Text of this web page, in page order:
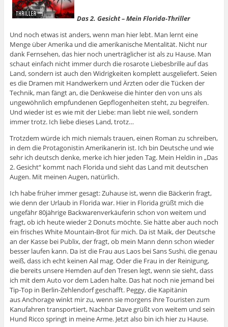
Das 2. Gesicht – Mein Florida-Thriller
Und noch etwas ist anders, wenn man hier lebt. Man lernt eine
Menge über Amerika und die amerikanische Mentalität. Nicht nur
dank Fernsehen, das hier noch unerträglicher ist als zu Hause. Man
schaut einfach nicht immer durch die rosarote Liebesbrille auf das
Land, sondern ist auch den Widrigkeiten komplett ausgeliefert. Seien
es die Dramen mit Handwerkern und Ärzten oder die Tücken der
Technik, man fängt an, die Denkweise die hinter den von uns als
ungewöhnlich empfundenen Gepflogenheiten steht, zu begreifen.
Und wieder ist es wie mit der Liebe: man liebt nie weil, sondern
immer trotz. Ich liebe dieses Land, trotz…
Trotzdem würde ich mich niemals trauen, einen Roman zu schreiben,
in dem die Protagonistin Amerikanerin ist. Ich bin Deutsche und wie
sehr ich deutsch denke, merke ich hier jeden Tag. Mein Heldin in „Das
2. Gesicht“ kommt nach Florida und sieht das Land mit deutschen
Augen. Mit meinen Augen, natürlich.
Ich habe früher immer gesagt: Zuhause ist, wenn die Bäckerin fragt,
wie denn der Urlaub in Florida war. Hier in Florida grüßt mich die
ungefähr 80jährige Backwarenverkäuferin schon von weitem und
fragt, ob ich heute wieder 2 Donuts möchte. Sie hätte aber auch noch
ein frisches White Mountain-Brot für mich. Da ist Maik, der Deutsche
an der Kasse bei Publix, der fragt, ob mein Mann denn schon wieder
besser laufen kann. Da ist die Frau aus Laos bei Sans Sushi, die genau
weiß, dass ich echt keinen Aal mag. Oder die Frau in der Reinigung,
die bereits unsere Hemden auf den Tresen legt, wenn sie sieht, dass
ich mit dem Auto vor dem Laden halte. Das hat noch nie jemand bei
Tip-Top in Berlin-Zehlendorf geschafft. Peggy, die Kapitänin
aus Anchorage winkt mir zu, wenn sie morgens ihre Touristen zum
Kanufahren transportiert, Nachbar Dave grüßt von weitem und sein
Hund Ricco springt in meine Arme. Jetzt also bin ich hier zu Hause.